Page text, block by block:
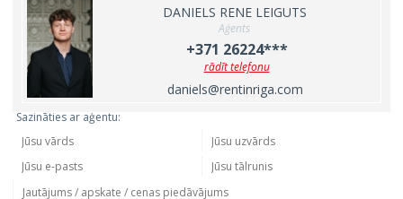
DANIELS RENE LEIGUTS
Aģents
+371 26224***
rādīt telefonu
daniels@rentinriga.com
Sazināties ar aģentu: